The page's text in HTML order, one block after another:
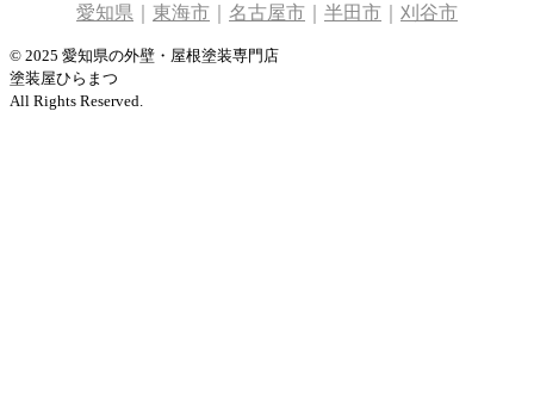
愛知県 東海市 名古屋市 半田市 刈谷市
© 2025 愛知県の外壁・屋根塗装専門店
塗装屋ひらまつ
All Rights Reserved.